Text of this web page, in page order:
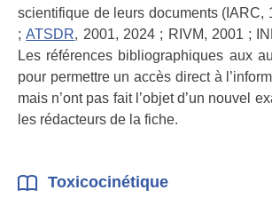
scientifique de leurs documents (IARC,
;ATSDR, 2001, 2024 ; RIVM, 2001 ;
Les références bibliographiques aux
pour permettre un accès direct à
mais n’ont pas fait l’objet d’un nouvel
les rédacteurs de la fiche.
Toxicocinétique